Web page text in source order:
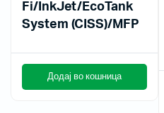
Fi/InkJet/EcoTank
System (CISS)/MFP
Додај во кошница